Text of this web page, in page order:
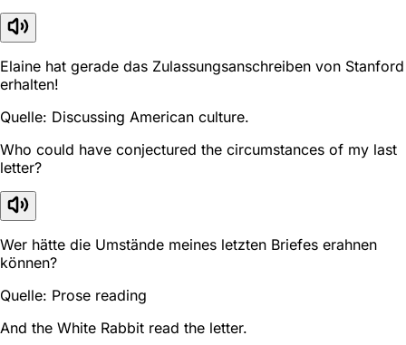
Elaine hat gerade das Zulassungsanschreiben von Stanford
erhalten!
Quelle: Discussing American culture.
Who could have conjectured the circumstances of my last
letter?
Wer hätte die Umstände meines letzten Briefes erahnen
können?
Quelle: Prose reading
And the White Rabbit read the letter.